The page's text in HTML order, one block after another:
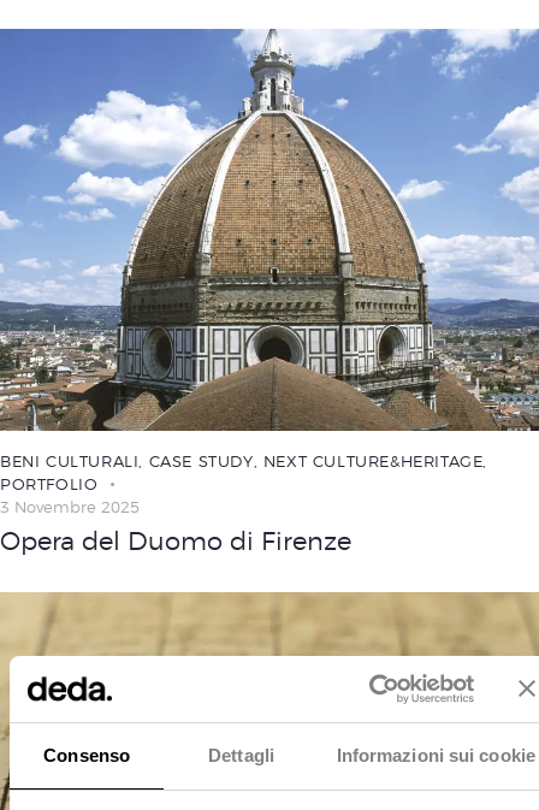
Consenso Dettagli Informazioni sui cookie
BENI CULTURALI, CASE STUDY, NEXT CULTURE&HERITAGE,
PORTFOLIO
3 Novembre 2025
Opera del Duomo di Firenze